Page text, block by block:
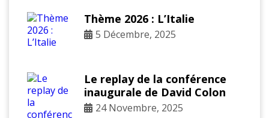
Thème 2026 : L’Italie
5 Décembre, 2025
Le replay de la conférence
inaugurale de David Colon
24 Novembre, 2025